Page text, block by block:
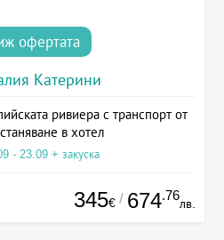
офертата
Катерини
ривиера с транспорт от
в хотел
- 23.09 + закуска
345€ / 674.76
лв.